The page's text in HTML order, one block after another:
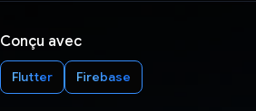
Conçu avec
Flutter Firebase